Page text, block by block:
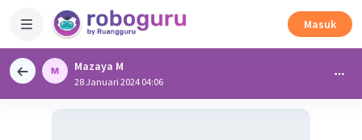
Masuk
Mazaya M
28 Januari 2024 04:06